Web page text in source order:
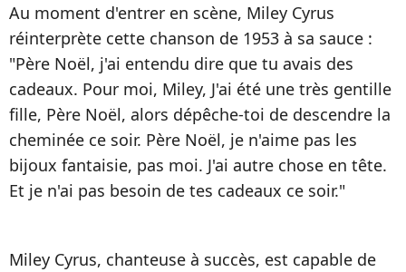
Au moment d'entrer en scène, Miley Cyrus
réinterprète cette chanson de 1953 à sa sauce :
"Père Noël, j'ai entendu dire que tu avais des
cadeaux. Pour moi, Miley, J'ai été une très gentille
fille, Père Noël, alors dépêche-toi de descendre la
cheminée ce soir. Père Noël, je n'aime pas les
bijoux fantaisie, pas moi. J'ai autre chose en tête.
Et je n'ai pas besoin de tes cadeaux ce soir."
Miley Cyrus, chanteuse à succès, est capable de